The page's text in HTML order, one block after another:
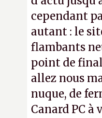
cependant
autant : le
flambants
point de
allez nous
nuque, de
Canard PC à